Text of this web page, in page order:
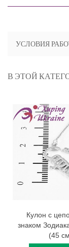
УСЛОВИЯ
В ЭТОЙ
Кулон с
знаком
(45